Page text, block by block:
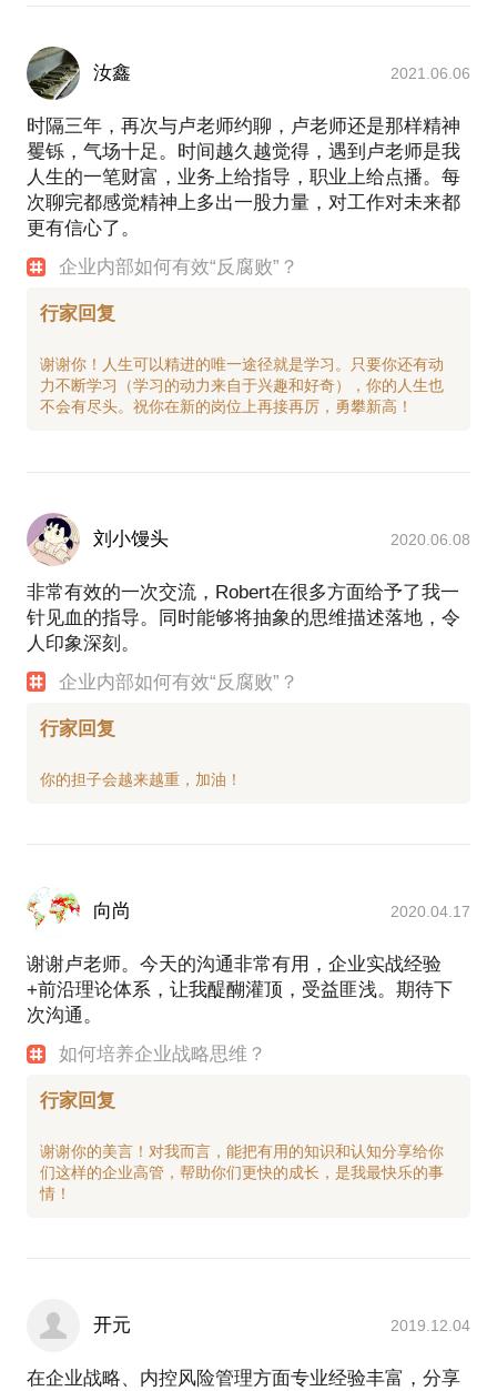
汝鑫 2021.06.06
时隔三年，再次与卢老师约聊，卢老师还是那样精神
矍铄，气场十足。时间越久越觉得，遇到卢老师是我
人生的一笔财富，业务上给指导，职业上给点播。每
次聊完都感觉精神上多出一股力量，对工作对未来都
更有信心了。
企业内部如何有效“反腐败”？
行家回复
谢谢你！人生可以精进的唯一途径就是学习。只要你还有动
力不断学习（学习的动力来自于兴趣和好奇），你的人生也
刘小馒头 2020.06.08
非常有效的一次交流，Robert在很多方面给予了我一
针见血的指导。同时能够将抽象的思维描述落地，令
人印象深刻。
企业内部如何有效“反腐败”？
行家回复
向尚 2020.04.17
谢谢卢老师。今天的沟通非常有用，企业实战经验
+前沿理论体系，让我醍醐灌顶，受益匪浅。期待下
次沟通。
如何培养企业战略思维？
行家回复
谢谢你的美言！对我而言，能把有用的知识和认知分享给你
们这样的企业高管，帮助你们更快的成长，是我最快乐的事
开元 2019.12.04
在企业战略、内控风险管理方面专业经验丰富，分享